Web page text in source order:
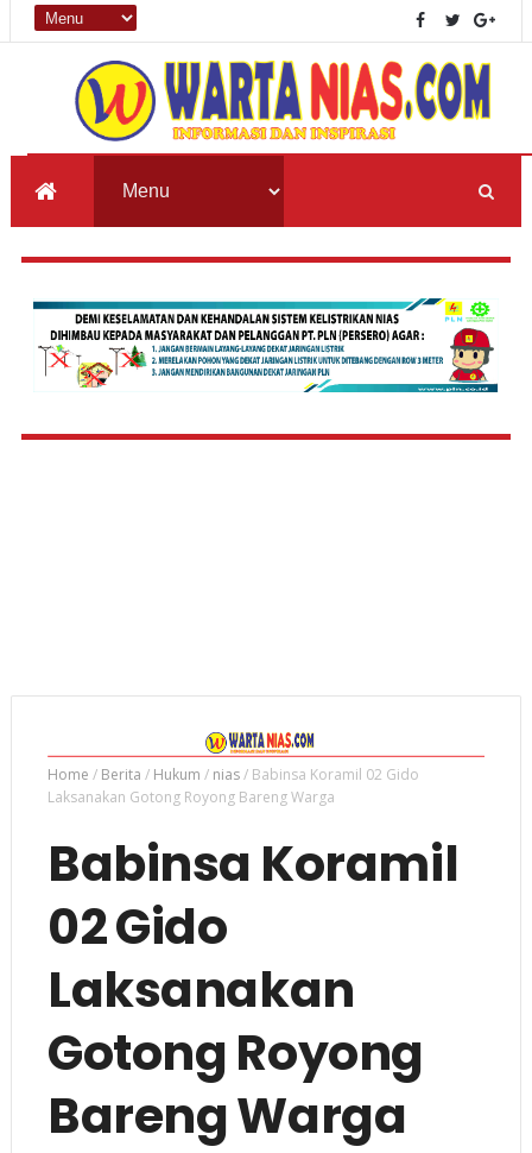
Home / Berita / Hukum / nias/ Babinsa Koramil 02 Gido
Laksanakan Gotong Royong Bareng Warga
Babinsa Koramil
02 Gido
Laksanakan
Gotong Royong
Bareng Warga